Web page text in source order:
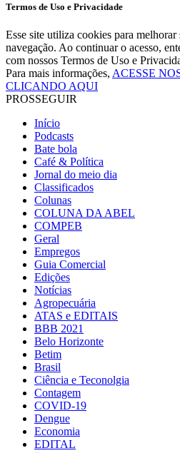
Termos de Uso e Privacidade
Esse site utiliza cookies para melhorar
navegação. Ao continuar o acesso,
com nossos Termos de Uso e
Para mais informações, ACESSE
CLICANDO AQUI
PROSSEGUIR
Início
Podcasts
Bate bola
Café & Política
Jornal do meio dia
Classificados
Colunas
COLUNA DA ABEL
COMPEB
Geral
Empregos
Guia Comercial
Edições
Notícias
Agropecuária
ATAS e EDITAIS
BBB 2021
Belo Horizonte
Betim
Brasil
Ciência e Teconolgia
Contagem
COVID-19
Dengue
Economia
EDITAL